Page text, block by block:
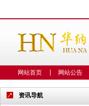
网站首页 网站公告
资讯导航